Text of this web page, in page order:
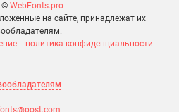
© WebFonts.pro
на сайте, принадлежат их
политика конфиденциальности